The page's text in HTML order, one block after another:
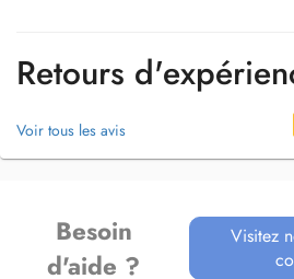
Retours
Voir tous les avis
Besoin
d'aide ?
Visitez